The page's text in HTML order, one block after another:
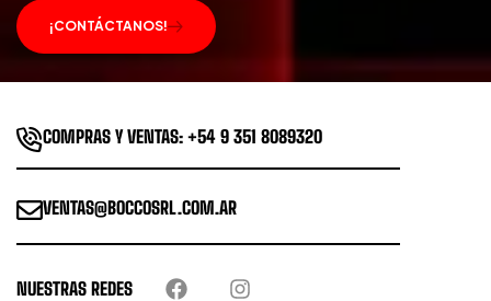
¡CONTÁCTANOS!
COMPRAS Y VENTAS: +54 9 351 8089320
VENTAS@BOCCOSRL.COM.AR
NUESTRAS REDES